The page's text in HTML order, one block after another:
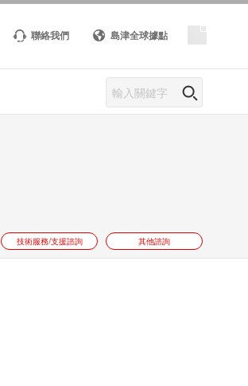
聯絡我們 島津全球據點
技術服務/支援諮詢 其他諮詢